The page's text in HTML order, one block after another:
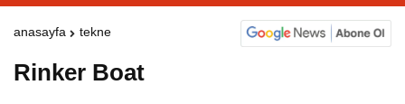
anasayfa tekne
Rinker Boat